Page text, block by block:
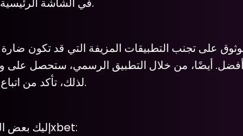
أيضًا، من خلال التطبيق الرسمي، ستحصل
لذلك، تأكد من اتباع الخطوات الصحيحة لتحميل التطبيق والحصول على تجربة مريحة وآمنة.
إليك بعض النصائح التي يمكن أن تساعدك في تحسين تجربتك عند استخدام تطبيق 1xbet: